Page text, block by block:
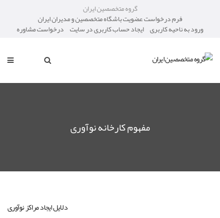
گروه متخصصین ایران
فرم درخواست عضویت باشگاه متخصصین و مدیران ایران
ورود به ناحیه کاربری ایجاد حساب کاربری در سایت درخواست مشاوره
مفهوم کارخانه نوآوری
دلایل ایجاد مراکز نوآوری